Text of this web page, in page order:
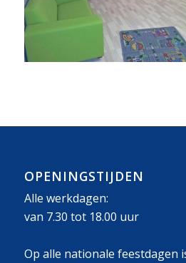
OPENINGSTIJDEN
Alle werkdagen:
van 7.30 tot 18.00 uur
Op alle nationale feestdagen